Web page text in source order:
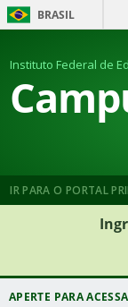
BRASIL
Instituto Federal de
IR PARA O PORTAL